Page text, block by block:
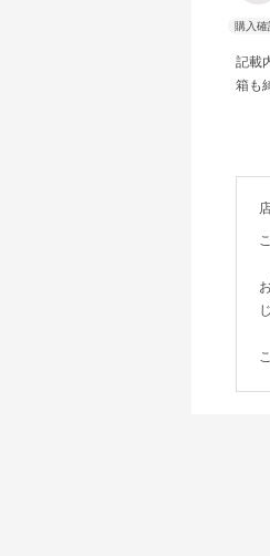
記載
箱も